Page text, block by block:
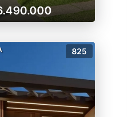
825